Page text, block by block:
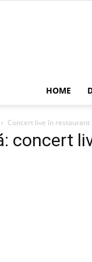
HOME
Concert live în restaurant
concert